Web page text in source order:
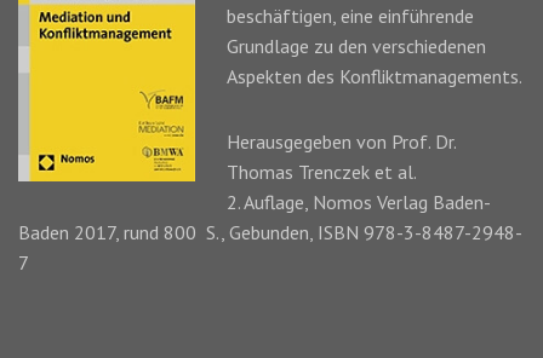
beschäftigen, eine einführende
Grundlage zu den verschiedenen
Aspekten des Konfliktmanagements.
Herausgegeben von Prof. Dr.
Thomas Trenczek et al.
2. Auflage, Nomos Verlag Baden-
Baden 2017, rund 800 S., Gebunden, ISBN 978-3-8487-2948-
7